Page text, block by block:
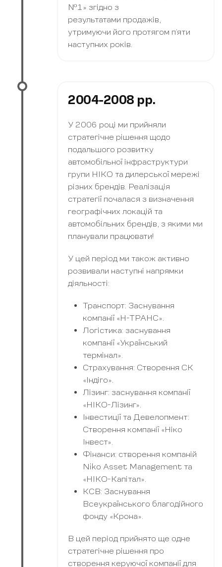
№1» згідно з
результатами продажів,
утримуючи його протягом п’яти
наступних років.
2004-2008 рр.
У 2006 році ми прийняли
стратегічне рішення щодо
подальшого розвитку
автомобільної інфраструктури
групи НІКО та дилерської мережі
різних брендів. Реалізація
стратегії почалася з визначення
географічних локацій та
автомобільних брендів, з якими ми
планували працювати!
У цей період ми також активно
розвивали наступні напрямки
діяльності:
Транспорт: Заснування
компанії «Н-ТРАНС».
Логістика: заснування
компанії «Український
термінал».
Страхування: Створення СК
«Індіго».
Лізинг: заснування компанії
«НІКО-Лізинг».
Інвестиції та Девелопмент:
Створення компанії «Ніко
Інвест».
Фінанси: створення компаній
Niko Asset Management та
«НІКО-Капітал».
КСВ: Заснування
Всеукраїнського благодійного
фонду «Крона».
В цей період прийнято ще одне
стратегічне рішення про
створення керуючої компанії для